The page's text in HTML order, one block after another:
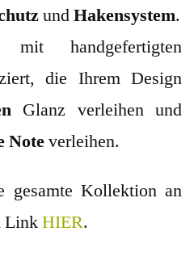
undHakensystem.
handgefertigten
die Ihrem Design
Glanz verleihen und
Noteverleihen.
gesamte Kollektion an
LinkHIER.